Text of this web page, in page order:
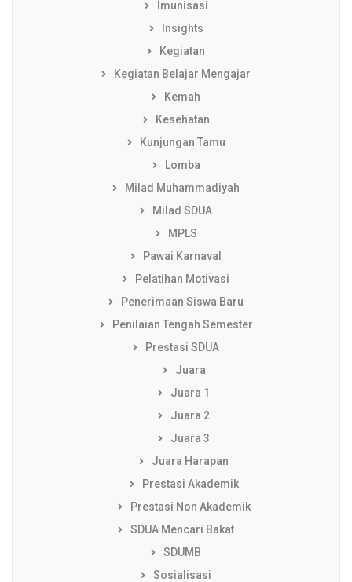
Imunisasi
Insights
Kegiatan
Kegiatan Belajar Mengajar
Kemah
Kesehatan
Kunjungan Tamu
Lomba
Milad Muhammadiyah
Milad SDUA
MPLS
Pawai Karnaval
Pelatihan Motivasi
Penerimaan Siswa Baru
Penilaian Tengah Semester
Prestasi SDUA
Juara
Juara 1
Juara 2
Juara 3
Juara Harapan
Prestasi Akademik
Prestasi Non Akademik
SDUA Mencari Bakat
SDUMB
Sosialisasi